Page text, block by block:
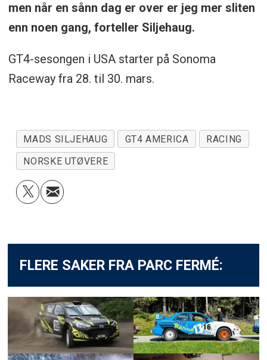
men når en sånn dag er over er jeg mer sliten
enn noen gang, forteller Siljehaug.
GT4-sesongen i USA starter på Sonoma
Raceway fra 28. til 30. mars.
MADS SILJEHAUG GT4 AMERICA
RACING
NORSKE UTØVERE
FLERE SAKER FRA PARC FERMÉ: